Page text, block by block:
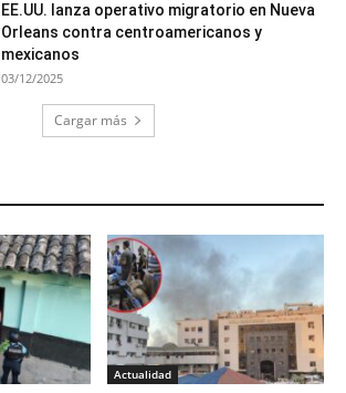
EE.UU. lanza operativo migratorio en Nueva
Orleans contra centroamericanos y
mexicanos
03/12/2025
Cargar más
Actualidad